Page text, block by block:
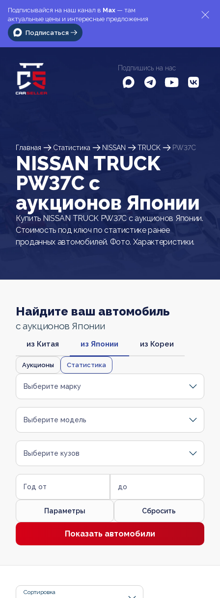
Подписывайся на наш канал в Max — там
актуальные цены и интересные предложения
Подписаться
Подпишись на нас
Главная Статистика NISSAN TRUCK PW37C
NISSAN TRUCK
PW37C c
аукционов Японии
Купить NISSAN TRUCK PW37C с аукционов Японии.
Стоимость под ключ по статистике ранее
проданных автомобилей. Фото. Характеристики.
Найдите ваш автомобиль
с аукционов Японии
из Китая из Японии из Кореи
Аукционы Статистика
Выберите марку
Выберите модель
Выберите кузов
Год от до
Параметры Сбросить
Показать автомобили
Сортировка